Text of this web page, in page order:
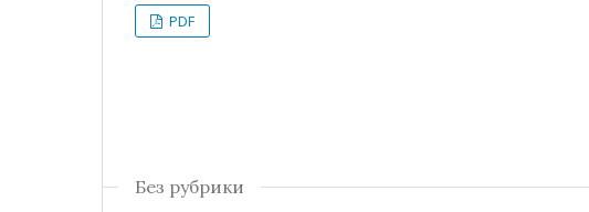
PDF
Без рубрики